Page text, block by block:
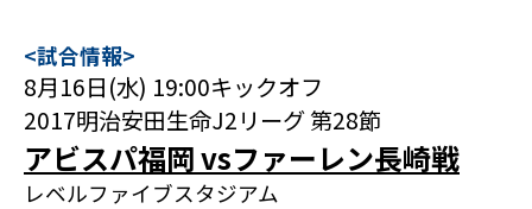
<試合情報>
8月16日(水) 19:00キックオフ
2017明治安田生命J2リーグ 第28節
アビスパ福岡 vsファーレン長崎戦
レベルファイブスタジアム